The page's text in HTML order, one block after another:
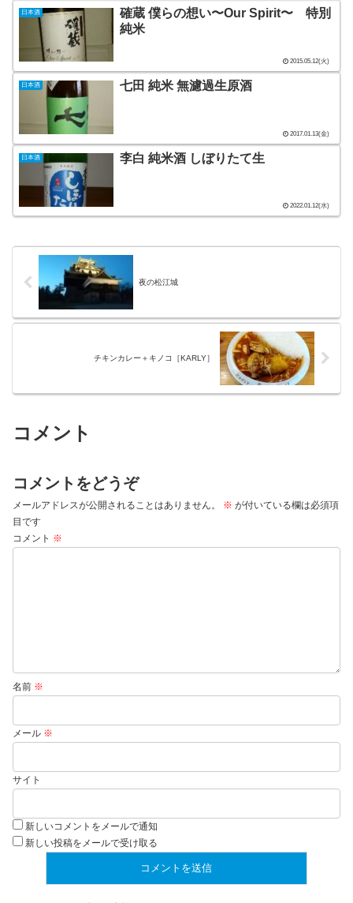
日本酒
確蔵 僕らの想い〜Our Spirit〜 特別
純米
2015.05.12(火)
日本酒 七田 純米 無濾過生原酒
2017.01.13(金)
日本酒 李白 純米酒 しぼりたて生
2022.01.12(水)
夜の松江城
チキンカレー＋キノコ［KARLY］
コメント
コメントをどうぞ
メールアドレスが公開されることはありません。 ※ が付いている欄は必須項
目です
コメント ※
名前 ※
メール ※
サイト
新しいコメントをメールで通知
新しい投稿をメールで受け取る